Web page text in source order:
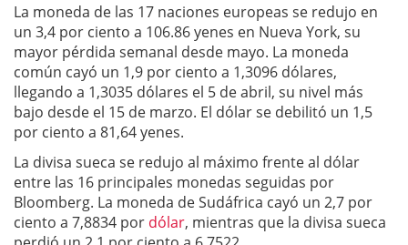
La moneda de las 17 naciones europeas se redujo en
un 3,4 por ciento a 106.86 yenes en Nueva York, su
mayor pérdida semanal desde mayo. La moneda
común cayó un 1,9 por ciento a 1,3096 dólares,
llegando a 1,3035 dólares el 5 de abril, su nivel más
bajo desde el 15 de marzo. El dólar se debilitó un 1,5
por ciento a 81,64 yenes.
La divisa sueca se redujo al máximo frente al dólar
entre las 16 principales monedas seguidas por
Bloomberg. La moneda de Sudáfrica cayó un 2,7 por
ciento a 7,8834 por dólar, mientras que la divisa sueca